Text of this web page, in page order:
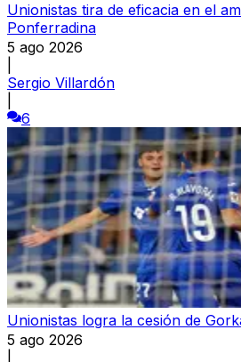
Unionistas tira de eficacia en el
Ponferradina
5 ago 2026
Sergio Villardón
6
Unionistas logra la cesión de
5 ago 2026